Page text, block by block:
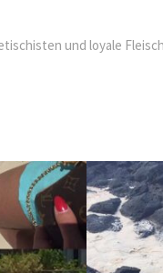
und loyale